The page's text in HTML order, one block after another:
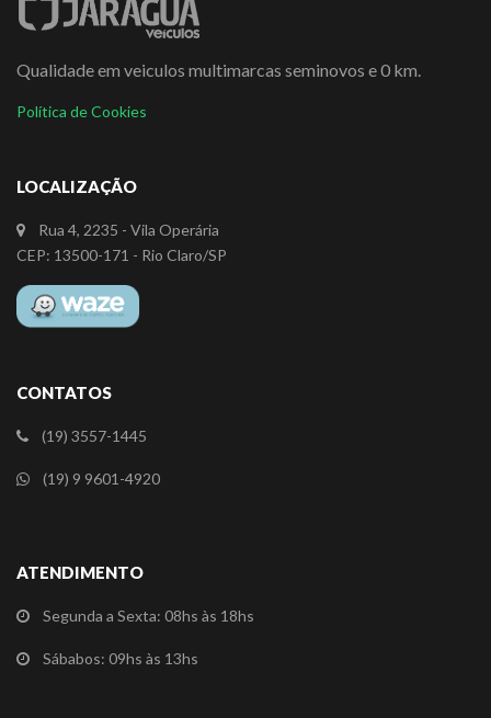
Qualidade em veiculos multimarcas seminovos e 0 km.
Política de Cookies
LOCALIZAÇÃO
Rua 4, 2235 - Vila Operária
CEP: 13500-171 - Rio Claro/SP
CONTATOS
(19) 3557-1445
(19) 9 9601-4920
ATENDIMENTO
Segunda a Sexta: 08hs às 18hs
Sábabos: 09hs às 13hs